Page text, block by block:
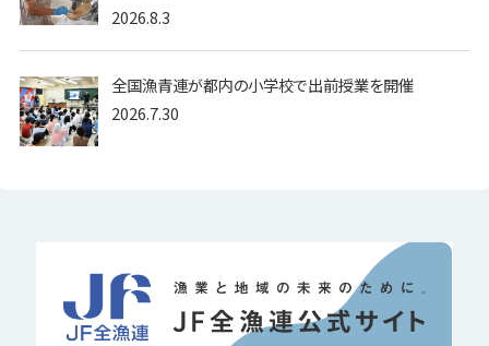
2026.8.3
全国漁青連が都内の小学校で出前授業を開催
2026.7.30